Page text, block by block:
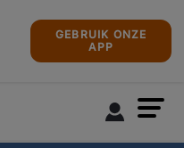
GEBRUIK ONZE
APP